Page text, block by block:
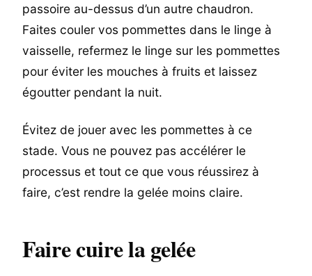
passoire au-dessus d’un autre chaudron.
Faites couler vos pommettes dans le linge à
vaisselle, refermez le linge sur les pommettes
pour éviter les mouches à fruits et laissez
égoutter pendant la nuit.
Évitez de jouer avec les pommettes à ce
stade. Vous ne pouvez pas accélérer le
processus et tout ce que vous réussirez à
faire, c’est rendre la gelée moins claire.
Faire cuire la gelée